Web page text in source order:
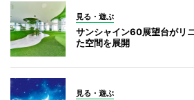
見る・遊ぶ
サンシャイン60展望台がリ
た空間を展開
見る・遊ぶ